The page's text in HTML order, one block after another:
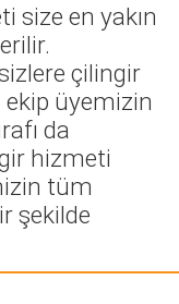
size en yakın
çilingir
üyemizin
da
hizmeti
tüm
şekilde